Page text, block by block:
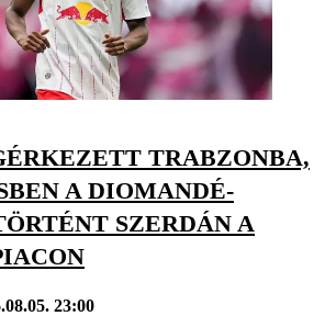
TRABZONBA,
A DIOMANDÉ-
SZERDÁN A
23:00